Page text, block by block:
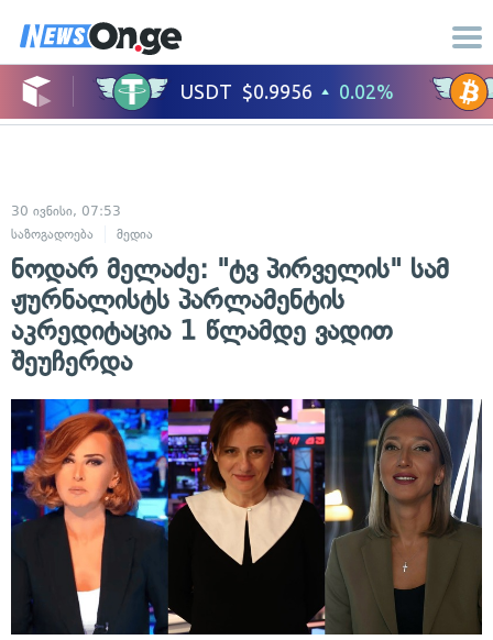
30 ივნისი, 07:53
საზოგადოება
მედია
ნოდარ მელაძე: "ტვ პირველის" სამ
ჟურნალისტს პარლამენტის
აკრედიტაცია 1 წლამდე ვადით
შეუჩერდა